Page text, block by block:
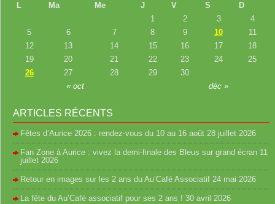
L
Ma Me J V S D
« oct déc »
1 2 3
4
5
6 7 8 9 10
11
12
13 14 15 16 17
18
19
20 21 22 23 24
25
26
27 28 29 30
ARTICLES RÉCENTS
Fêtes d’Aurice 2026 : rendez-vous du 10 au 16 août 28 juillet 2026
Fan Zone à Aurice : vivez la demi-finale des Bleus sur grand écran 11
juillet 2026
Retour en images sur les 2 ans du Au’Café Associatif 24 mai 2026
La fête du Au’Café associatif pour ses 2 ans ! 30 avril 2026